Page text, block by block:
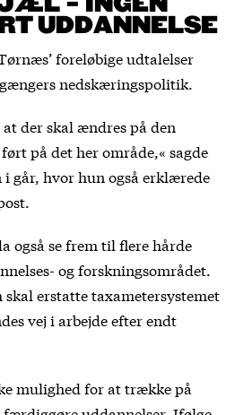
UDDANNELSE
foreløbige udtalelser
nedskæringspolitik.
der skal ændres på den
på det her område,« sagde
går, hvor hun også erklærede
også se frem til flere hårde
og forskningsområdet.
erstatte taxametersystemet
vej i arbejde efter endt
mulighed for at trække på